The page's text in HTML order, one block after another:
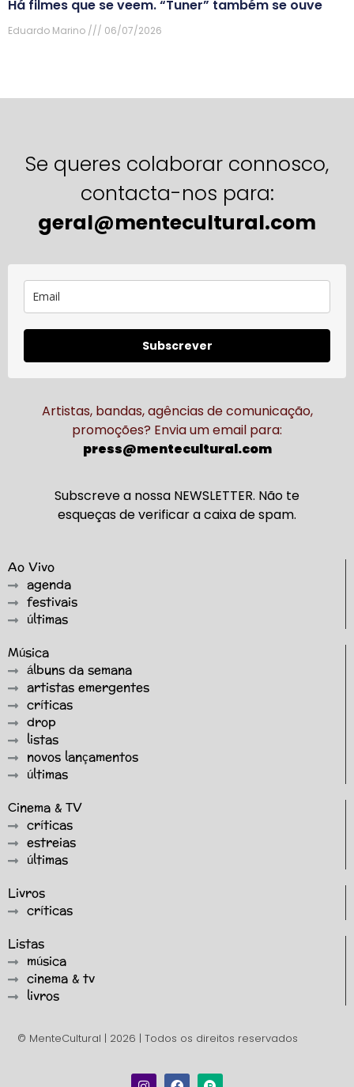
Há filmes que se veem. “Tuner” também se ouve
Eduardo Marino 06/07/2026
Se queres colaborar connosco,
contacta-nos para:
geral@mentecultural.com
Subscrever
Artistas, bandas, agências de comunicação,
promoções? Envia um email para:
press@mentecultural.com
Subscreve a nossa NEWSLETTER. Não te
esqueças de verificar a caixa de spam.
Ao Vivo
agenda
festivais
últimas
Música
álbuns da semana
artistas emergentes
críticas
drop
listas
novos lançamentos
últimas
Cinema & TV
críticas
estreias
últimas
Livros
críticas
Listas
música
cinema & tv
livros
© MenteCultural | 2026 | Todos os direitos reservados